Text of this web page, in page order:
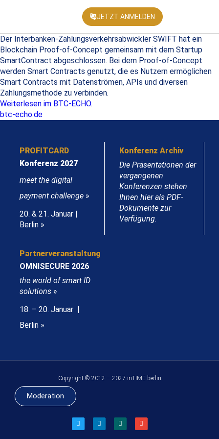
JETZT ANMELDEN
Der Interbanken-Zahlungsverkehrsabwickler SWIFT hat ein
Blockchain Proof-of-Concept gemeinsam mit dem Startup
SmartContract abgeschlossen. Bei dem Proof-of-Concept
werden Smart Contracts genutzt, die es Nutzern ermöglichen
Smart Contracts mit Datenströmen, APIs und diversen
Zahlungsmethode zu verbinden.
Weiterlesen im BTC-ECHO.
btc-echo.de
PROFITCARD
Konferenz 2027
meet the digital
payment challenge »
20. & 21. Januar |
Berlin »
Konferenz Archiv
Die Präsentationen der
vergangenen
Konferenzen stehen
Ihnen hier als PDF-
Dokumente zur
Verfügung.
Partnerveranstaltung
OMNISECURE 2026
the world of smart ID
solutions »
18. – 20. Januar |
Berlin »
Copyright © 2012 – 2027 inTIME berlin
Moderation